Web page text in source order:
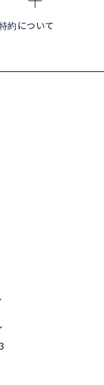
約について